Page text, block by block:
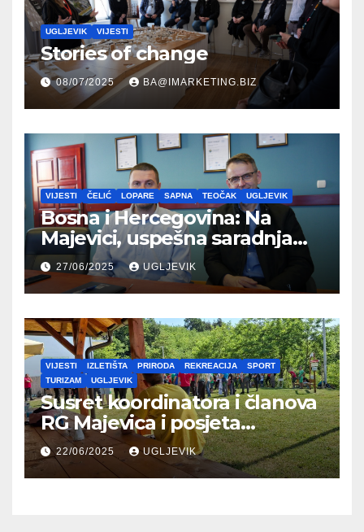
UGLJEVIK VIJESTI
Stories of change
08/07/2025 BA@IMARKETING.BIZ
VIJESTI ČELIĆ LOPARE SAPNA TEOČAK UGLJEVIK
Bosna i Hercegovina: Na
Majevici, uspešna saradnja
između opština dva entiteta
27/06/2025 UGLJEVIK
VIJESTI IZLETIŠTA PRIRODA REKREACIJA
SPORT
TURIZAM
UGLJEVIK
Susret koordinatora i članova
RG Majevica i posjeta
Planinarskom domu
22/06/2025 UGLJEVIK